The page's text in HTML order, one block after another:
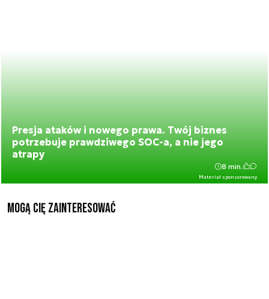
Presja ataków i nowego prawa. Twój biznes
potrzebuje prawdziwego SOC-a, a nie jego
atrapy
Materiał sponsorowany
8 min.
Mogą Cię zainteresować